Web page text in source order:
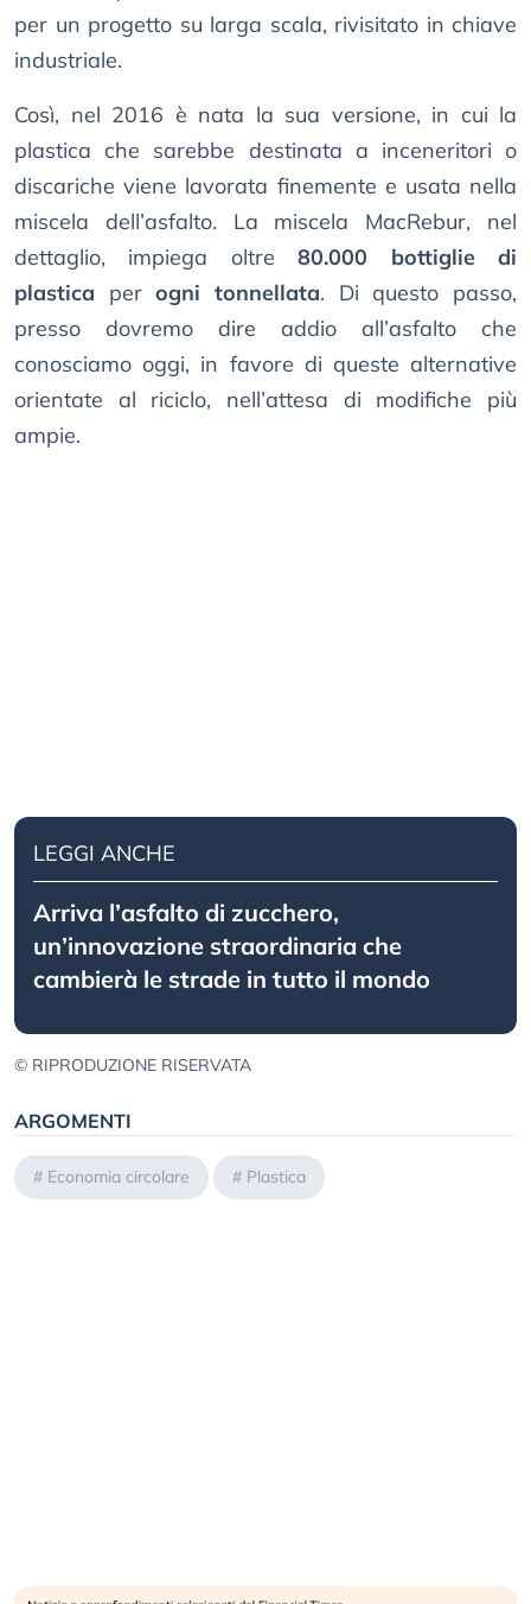
per un progetto su larga scala, rivisitato in chiave
industriale.
Così, nel 2016 è nata la sua versione, in cui la
plastica che sarebbe destinata a inceneritori o
discariche viene lavorata finemente e usata nella
miscela dell’asfalto. La miscela MacRebur, nel
dettaglio, impiega oltre80.000 bottiglie di
plastica perogni tonnellata. Di questo passo,
presso dovremo dire addio all’asfalto che
conosciamo oggi, in favore di queste alternative
orientate al riciclo, nell’attesa di modifiche più
ampie.
LEGGI ANCHE
Arriva l’asfalto di zucchero,
un’innovazione straordinaria che
cambierà le strade in tutto il mondo
© RIPRODUZIONE RISERVATA
ARGOMENTI
# Economia circolare # Plastica